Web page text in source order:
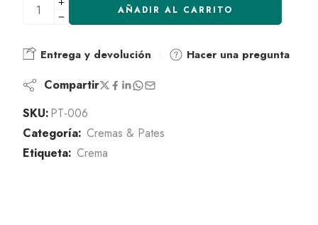
AÑADIR AL CARRITO
Entrega y devolución Hacer una pregunta
Compartir
SKU:PT-006
Categoría: Cremas & Pates
Etiqueta: Crema